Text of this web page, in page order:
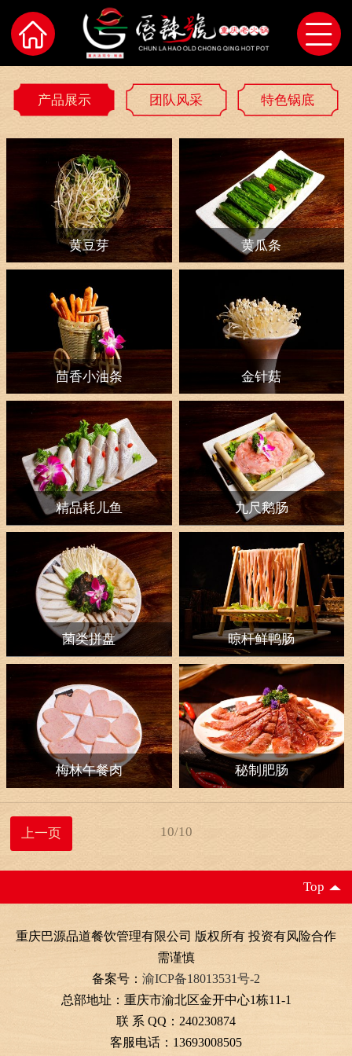
产品展示 团队风采 特色锅底
黄豆芽 黄瓜条
茴香小油条 金针菇
精品耗儿鱼 九尺鹅肠
菌类拼盘 晾杆鲜鸭肠
梅林午餐肉 秘制肥肠
上一页 10/10
Top
重庆巴源品道餐饮管理有限公司 版权所有 投资有风险合作
需谨慎
备案号： 渝ICP备18013531号-2
总部地址：重庆市渝北区金开中心1栋11-1
联 系 QQ：240230874
客服电话：13693008505